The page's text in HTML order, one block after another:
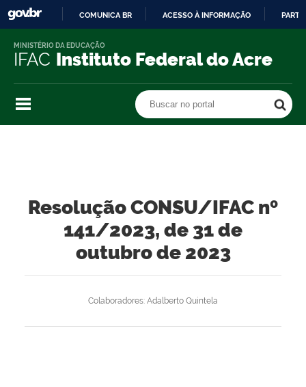
O
COMUNICA BR ACESSO À INFORMAÇÃO
IFAC Instituto Federal do Acre
MINISTÉRIO DA EDUCAÇÃO
Buscar no portal
Resolução CONSU/IFAC nº
141/2023, de 31 de
outubro de 2023
Colaboradores: Adalberto Quintela